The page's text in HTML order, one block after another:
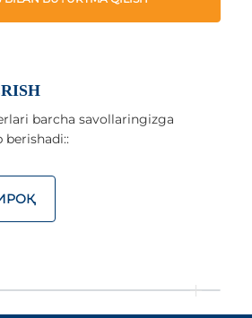
barcha savollaringizga
berishadi::